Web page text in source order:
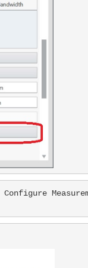
Configure